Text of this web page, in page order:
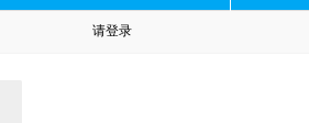
请登录